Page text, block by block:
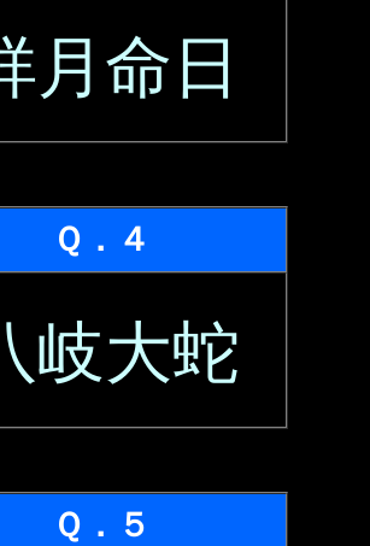
月命日
Ｑ．４
岐大蛇
Ｑ．５